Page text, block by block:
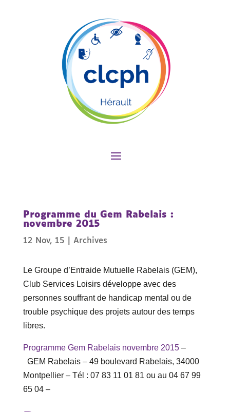
Programme du Gem Rabelais :
novembre 2015
12 Nov, 15 Archives
Le Groupe d’Entraide Mutuelle Rabelais (GEM),
Club Services Loisirs développe avec des
personnes souffrant de handicap mental ou de
trouble psychique des projets autour des temps
libres.
Programme Gem Rabelais novembre 2015–
GEM Rabelais – 49 boulevard Rabelais, 34000
Montpellier – Tél : 07 83 11 01 81 ou au 04 67 99
65 04 –